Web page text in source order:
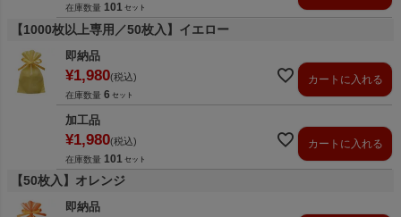
在庫数量 101
【1000枚以上専用／50枚入】イエロー
即納品
¥1,980 税込
在庫数量 6
カートに入れる
加工品
¥1,980 税込
在庫数量 101
カートに入れる
【50枚入】オレンジ
即納品